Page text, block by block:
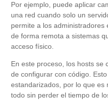
Por ejemplo, puede aplicar
una red cuando solo un
permite a los
de forma remota a sistemas
acceso físico.
En este proceso, los hosts se
de configurar con código.
estandarizados, por lo que es
todo sin perder el tiempo de